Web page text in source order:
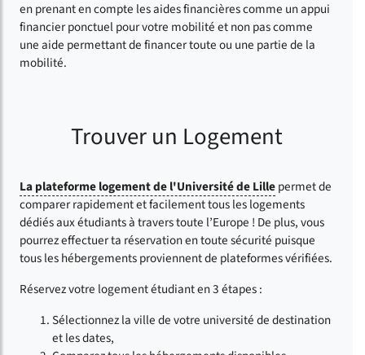
en prenant en compte les aides financières comme un appui
financier ponctuel pour votre mobilité et non pas comme
une aide permettant de financer toute ou une partie de la
mobilité.
Trouver un Logement
La plateforme logement de l'Université de Lillepermet de
comparer rapidement et facilement tous les logements
dédiés aux étudiants à travers toute l’Europe ! De plus, vous
pourrez effectuer ta réservation en toute sécurité puisque
tous les hébergements proviennent de plateformes vérifiées.
Réservez votre logement étudiant en 3 étapes :
Sélectionnez la ville de votre université de destination
et les dates,